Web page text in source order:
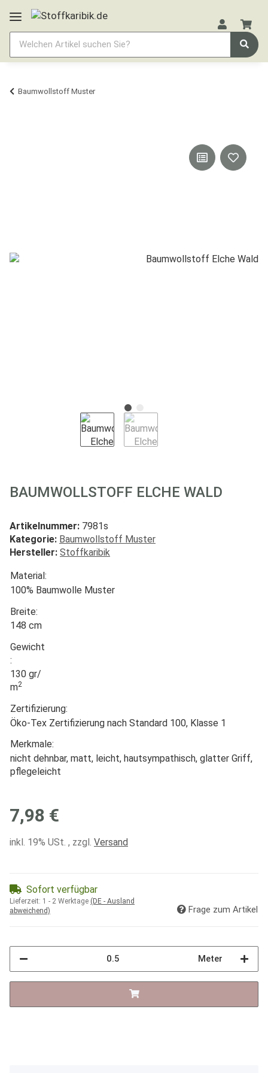
Baumwollstoff Muster
BAUMWOLLSTOFF ELCHE WALD
Artikelnummer: 7981s
Kategorie: Baumwollstoff Muster
Hersteller: Stoffkaribik
Material:
100% Baumwolle Muster
Breite:
148 cm
Gewicht
:
130 gr/
m2
Zertifizierung:
Öko-Tex Zertifizierung nach Standard 100, Klasse 1
Merkmale:
nicht dehnbar, matt, leicht, hautsympathisch, glatter Griff,
pflegeleicht
7,98 €
inkl. 19% USt. , zzgl. Versand
Sofort verfügbar
Lieferzeit: 1 - 2 Werktage (DE - Ausland
abweichend)
Frage zum Artikel
Meter